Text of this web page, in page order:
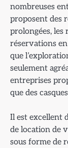
nombreuses
proposent des
prolongées, les
réservations
que
seulement
entreprises
que des
Il est excellent
de location de
sous forme de